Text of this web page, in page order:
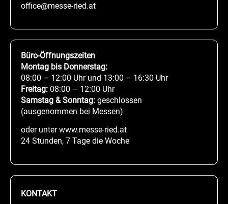
office@messe-ried.at
Büro-Öffnungszeiten
Montag bis Donnerstag:
08:00 – 12:00 Uhr und 13:00 – 16:30 Uhr
Freitag: 08:00 – 12:00 Uhr
Samstag & Sonntag: geschlossen
(ausgenommen bei Messen)
oder unter www.messe-ried.at
24 Stunden, 7 Tage die Woche
KONTAKT